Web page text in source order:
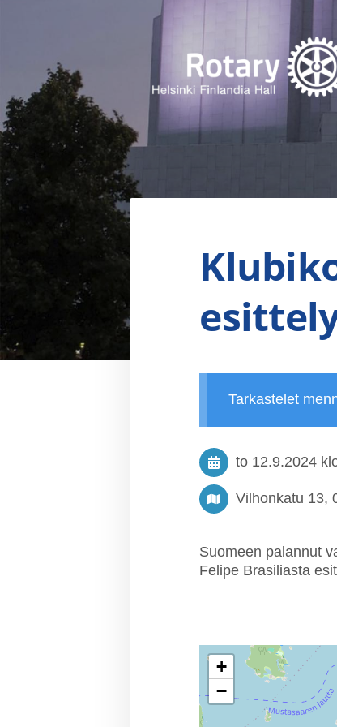
Finlandia Hall Rotaryklubi
Tarkastelet
to 12.9.2024
Vilhonkatu 13,
Suomeen palannut
Felipe Brasiliasta
+
−